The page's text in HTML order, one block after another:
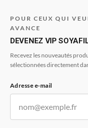
POUR CEUX QUI
AVANCE
DEVENEZ VIP
Recevez les nouveautés
sélectionnées directement
Adresse e-mail